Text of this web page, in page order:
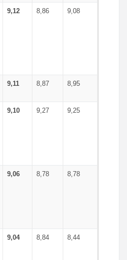
9,12 8,86 9,08
9,11 8,87 8,95
9,10 9,27 9,25
9,06 8,78 8,78
9,04 8,84 8,44